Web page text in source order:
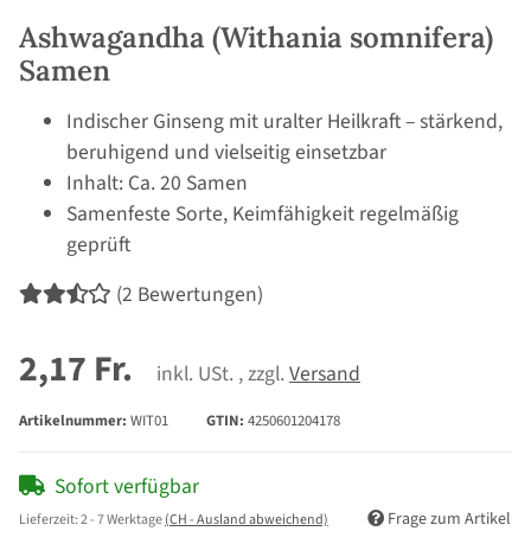
Ashwagandha (Withania somnifera)
Samen
Indischer Ginseng mit uralter Heilkraft – stärkend,
beruhigend und vielseitig einsetzbar
Inhalt: Ca. 20 Samen
Samenfeste Sorte, Keimfähigkeit regelmäßig
geprüft
(2 Bewertungen)
2,17 Fr. inkl. USt. , zzgl. Versand
Artikelnummer: WIT01 GTIN: 4250601204178
Sofort verfügbar
Lieferzeit:2 - 7 Werktage(CH - Ausland abweichend) Frage zum Artikel